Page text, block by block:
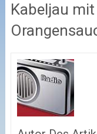
Kabeljau